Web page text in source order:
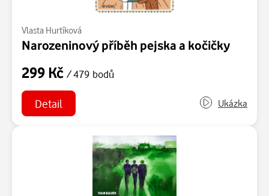
Vlasta Hurtíková
Narozeninový příběh pejska a kočičky
299 Kč / 479 bodů
Detail Ukázka